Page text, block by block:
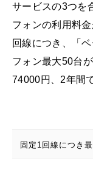
サービスの3つを
フォンの利用料
回線につき、「
フォン最大50台
74000円、2年間
固定1回線につき